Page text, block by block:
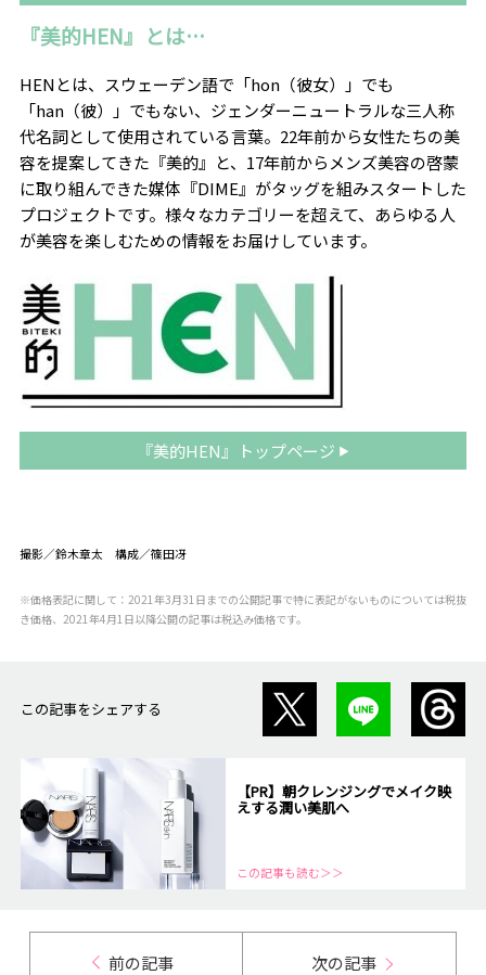
『美的HEN』とは…
HENとは、スウェーデン語で「hon（彼女）」でも
「han（彼）」でもない、ジェンダーニュートラルな三人称
代名詞として使用されている言葉。22年前から女性たちの美
容を提案してきた『美的』と、17年前からメンズ美容の啓蒙
に取り組んできた媒体『DIME』がタッグを組みスタートした
プロジェクトです。 様々なカテゴリーを超えて、あらゆる人
が美容を楽しむための情報をお届けしています。
『美的HEN』トップページ
撮影／鈴木章太 構成／篠田冴
※価格表記に関して：2021年3月31日までの公開記事で特に表記がないものについては税抜
き価格、2021年4月1日以降公開の記事は税込み価格です。
この記事をシェアする
【PR】朝クレンジングでメイク映
えする潤い美肌へ
この記事も読む＞＞
前の記事 次の記事